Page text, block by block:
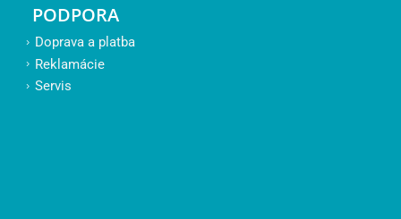
PODPORA
Doprava a platba
Reklamácie
Servis